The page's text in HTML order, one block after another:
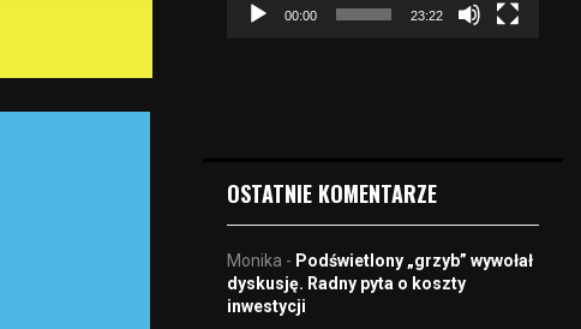
e
o
00:00 23:22
OSTATNIE KOMENTARZE
Monika - Podświetlony „grzyb” wywołał
dyskusję. Radny pyta o koszty
inwestycji